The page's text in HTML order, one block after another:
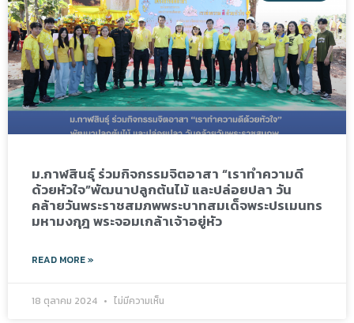
ม.กาฬสินธุ์ ร่วมกิจกรรมจิตอาสา “เราทำความดี
ด้วยหัวใจ”พัฒนาปลูกต้นไม้ และปล่อยปลา วัน
คล้ายวันพระราชสมภพพระบาทสมเด็จพระปรเมนทร
มหามงกุฎ พระจอมเกล้าเจ้าอยู่หัว
READ MORE »
18 ตุลาคม 2024 ไม่มีความเห็น